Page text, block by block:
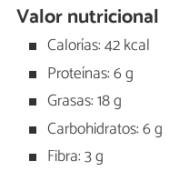
Valor nutricional
Calorías: 42 kcal
Proteínas: 6 g
Grasas: 18 g
Carbohidratos: 6 g
Fibra: 3 g